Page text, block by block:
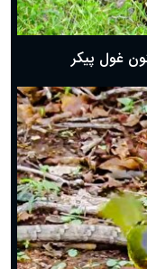
غول پیکر